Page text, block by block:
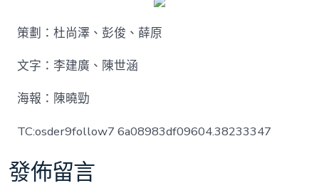
策劃：杜尚澤、彭俊、薛原
文字：李建廣、陳世涵
海報：陳曉勁
TC:osder9follow7 6a08983df09604.38233347
發佈留言